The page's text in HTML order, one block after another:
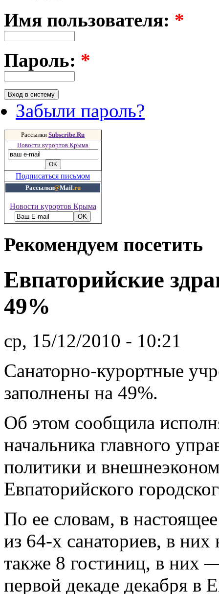
Имя пользователя: *
Пароль: *
Забыли пароль?
Рассылки Subscribe.Ru
Новости курортов Крыма
Подписаться письмом
Рассылки@Mail.ru
Новости курортов Крыма
Рекомендуем посетить
Евпаторийские
49%
ср, 15/12/2010 - 10:21
Санаторно-курортные
заполнены на 49%.
Об этом сообщила
начальника главного
политики и
Евпаторийского
По ее словам, в
из 64-х санаториев, в них
также 8 гостиниц, в них
первой декаде декабря в